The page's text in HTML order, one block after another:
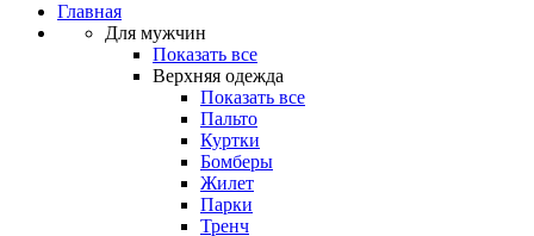
Главная
Для мужчин
Показать все
Верхняя одежда
Показать все
Пальто
Куртки
Бомберы
Жилет
Парки
Тренч